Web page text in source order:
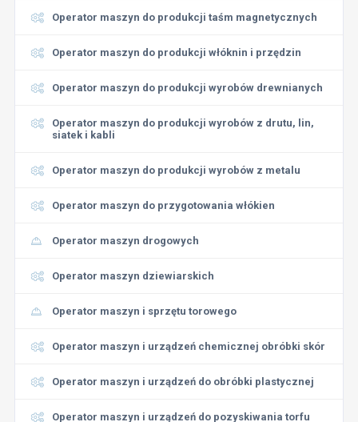
Operator maszyn do produkcji taśm magnetycznych
Operator maszyn do produkcji włóknin i przędzin
Operator maszyn do produkcji wyrobów drewnianych
Operator maszyn do produkcji wyrobów z drutu, lin,
siatek i kabli
Operator maszyn do produkcji wyrobów z metalu
Operator maszyn do przygotowania włókien
Operator maszyn drogowych
Operator maszyn dziewiarskich
Operator maszyn i sprzętu torowego
Operator maszyn i urządzeń chemicznej obróbki skór
Operator maszyn i urządzeń do obróbki plastycznej
Operator maszyn i urządzeń do pozyskiwania torfu